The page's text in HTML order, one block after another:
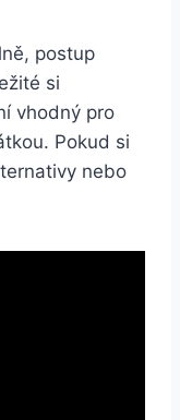
postup
si‌
vhodný ‌pro
Pokud⁣ si
nebo⁢